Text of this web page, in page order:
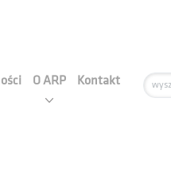
O ARP Kontakt